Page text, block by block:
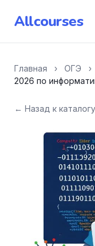
Allcourses
Главная › ОГЭ ›
2026 по
← Назад к каталогу